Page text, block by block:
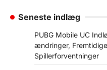
Seneste indlæg
PUBG Mobile UC
ændringer,
Spillerforventninger